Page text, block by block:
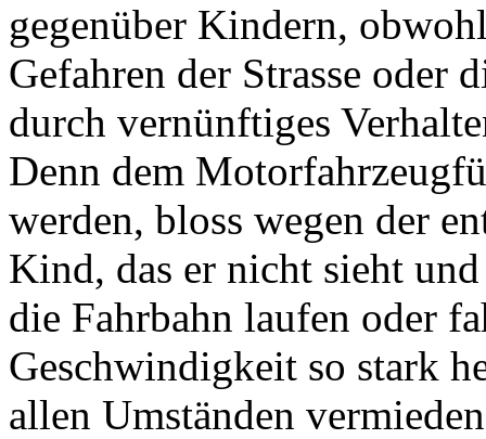
gegenüber Kindern,
Gefahren der Strasse oder
durch vernünftiges
Denn dem
werden, bloss wegen der
Kind, das er nicht sieht
die Fahrbahn laufen oder
Geschwindigkeit so stark
allen Umständen